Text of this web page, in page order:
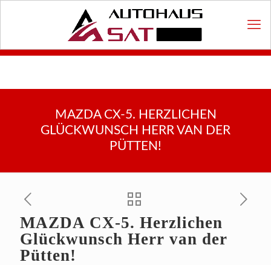
MAZDA CX-5. HERZLICHEN
GLÜCKWUNSCH HERR VAN DER
PÜTTEN!
MAZDA CX-5. Herzlichen
Glückwunsch Herr van der
Pütten!